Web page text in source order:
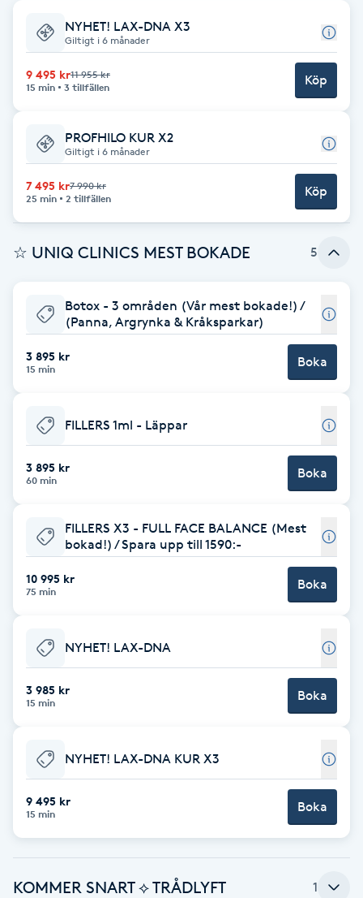
Babylights
Balayage
Barber
BIAB
Blowout
Brynformning
Brynfärgning
Brynplockning
Bröllopsuppsättning
Celluliter
Coachning
Color correction
Cryoterapi
Damklippning
Dermapen
Diamantslipning
NYHET! LAX-DNA X3
Giltigt i 6 månader
9 495 kr11 955 kr
15 min
3 tillfällen Köp
PROFHILO KUR X2
Giltigt i 6 månader
7 495 kr7 990 kr
25 min
2 tillfällen Köp
☆ UNIQ CLINICS MEST BOKADE 5
Botox - 3 områden (Vår mest bokade!) /
(Panna, Argrynka & Kråksparkar)
3 895 kr
15 min Boka
FILLERS 1ml - Läppar
3 895 kr
60 min Boka
FILLERS X3 - FULL FACE BALANCE (Mest
bokad!) / Spara upp till 1590:-
10 995 kr
75 min Boka
NYHET! LAX-DNA
3 985 kr
15 min Boka
NYHET! LAX-DNA KUR X3
9 495 kr
15 min Boka
KOMMER SNART ⟡ TRÅDLYFT 1